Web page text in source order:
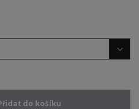
do košíku